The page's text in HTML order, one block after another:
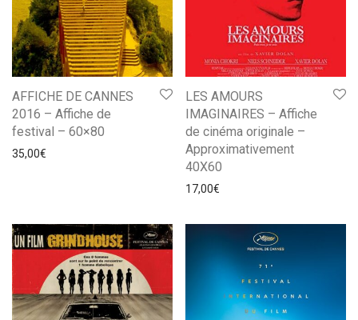
AFFICHE DE CANNES
2016 – Affiche de
festival – 60×80
35,00€
LES AMOURS
IMAGINAIRES – Affiche
de cinéma originale –
Approximativement
40X60
17,00€